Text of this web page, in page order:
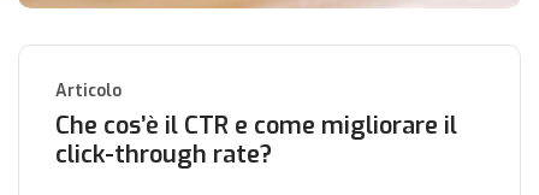
Articolo
Che cos’è il CTR e come migliorare il
click-through rate?